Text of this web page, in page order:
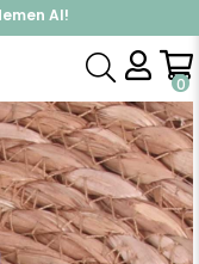
Al!
Üye Ol!
0